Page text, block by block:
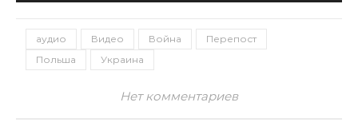
аудио Видео Война
Перепост
Польша
Украина
Нет комментариев